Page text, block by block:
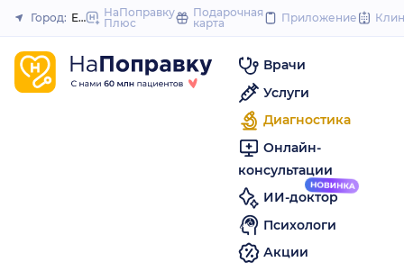
to
Закрыть
Город: Екатеринбург
НаПоправку
Плюс
Подарочная
карта
Приложение
Врачи
Услуги
Диагностика
Онлайн-
консультации
ИИ-доктор
Психологи
Акции